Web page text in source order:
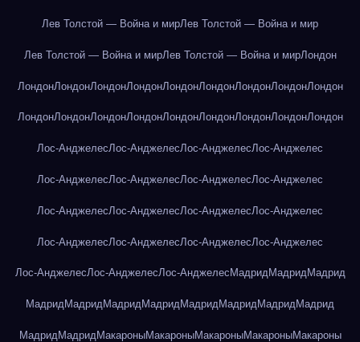
Лев Толстой — Война и мирЛев Толстой — Война и мир
Лев Толстой — Война и мирЛев Толстой — Война и мирЛондон
ЛондонЛондонЛондонЛондонЛондонЛондонЛондонЛондонЛондон
ЛондонЛондонЛондонЛондонЛондонЛондонЛондонЛондонЛондон
Лос-АнджелесЛос-АнджелесЛос-АнджелесЛос-Анджелес
Лос-АнджелесЛос-АнджелесЛос-АнджелесЛос-Анджелес
Лос-АнджелесЛос-АнджелесЛос-АнджелесЛос-Анджелес
Лос-АнджелесЛос-АнджелесЛос-АнджелесЛос-Анджелес
Лос-АнджелесЛос-АнджелесЛос-Анджелес МадридМадридМадрид
МадридМадридМадридМадридМадридМадридМадридМадрид
Мадрид Мадрид МакароныМакароныМакароныМакароныМакароны